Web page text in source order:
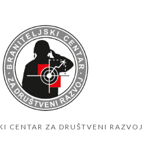
CENTAR ZA DRUŠTVENI RAZVOJ